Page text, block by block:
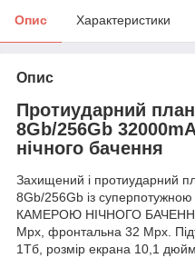
Опис Характеристики
Опис
Протиударний
8Gb/256Gb
нічного бачення
Захищений і протиударний
8Gb/256Gb із
КАМЕРОЮ НІЧНОГО
Mpx, фронтальна 32 Mpx.
1Тб, розмір екрана 10,1